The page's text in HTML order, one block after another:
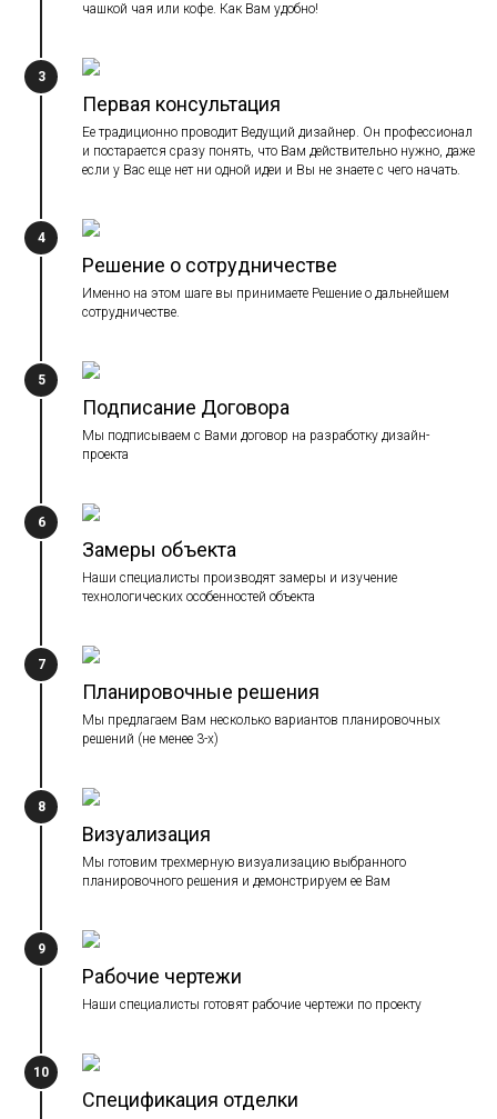
чашкой чая или кофе. Как Вам удобно!
3
Первая консультация
Ее традиционно проводит Ведущий дизайнер. Он профессионал
и постарается сразу понять, что Вам действительно нужно, даже
если у Вас еще нет ни одной идеи и Вы не знаете с чего начать.
4
Решение о сотрудничестве
Именно на этом шаге вы принимаете Решение о дальнейшем
сотрудничестве.
5
Подписание Договора
Мы подписываем с Вами договор на разработку дизайн-
проекта
6
Замеры объекта
Наши специалисты производят замеры и изучение
технологических особенностей объекта
7
Планировочные решения
Мы предлагаем Вам несколько вариантов планировочных
решений (не менее 3-х)
8
Визуализация
Мы готовим трехмерную визуализацию выбранного
планировочного решения и демонстрируем ее Вам
9
Рабочие чертежи
Наши специалисты готовят рабочие чертежи по проекту
10
Спецификация отделки